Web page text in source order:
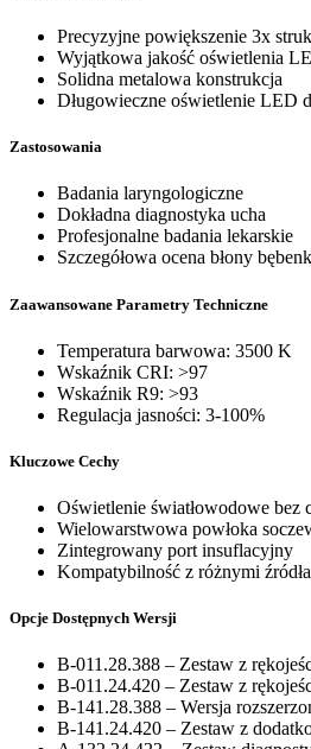
Precyzyjne powiększenie 3x
Wyjątkowa jakość oświetlenia
Solidna metalowa konstrukcja
Długowieczne oświetlenie LED
Zastosowania
Badania laryngologiczne
Dokładna diagnostyka ucha
Profesjonalne badania lekarskie
Szczegółowa ocena błony
Zaawansowane Parametry Techniczne
Temperatura barwowa: 3500 K
Wskaźnik CRI: >97
Wskaźnik R9: >93
Regulacja jasności: 3-100%
Kluczowe Cechy
Oświetlenie światłowodowe bez
Wielowarstwowa powłoka
Zintegrowany port insuflacyjny
Kompatybilność z różnymi
Opcje Dostępnych Wersji
B-011.28.388 – Zestaw z
B-011.24.420 – Zestaw z
B-141.28.388 – Wersja
B-141.24.420 – Zestaw z